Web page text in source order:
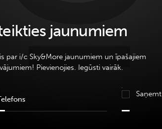
jaunumiem
par i/c Sky&More jaunumiem un īpašajiem
Pievienojies. Iegūsti vairāk.